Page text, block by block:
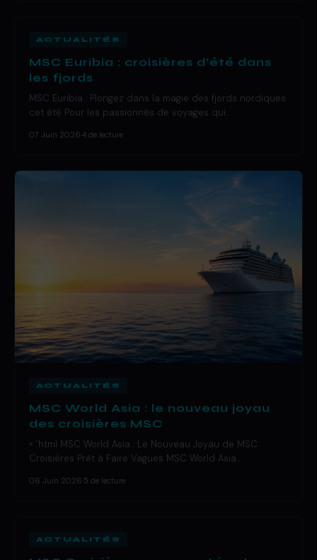
ACTUALITÉS
MSC Euribia : croisières d’été dans
les fjords
MSC Euribia : Plongez dans la magie des fjords nordiques
cet été Pour les passionnés de voyages qui…
07 Juin 2026 4 de lecture
ACTUALITÉS
MSC World Asia : le nouveau joyau
des croisières MSC
« `html MSC World Asia : Le Nouveau Joyau de MSC
Croisières Prêt à Faire Vagues MSC World Asia…
06 Juin 2026 5 de lecture
ACTUALITÉS